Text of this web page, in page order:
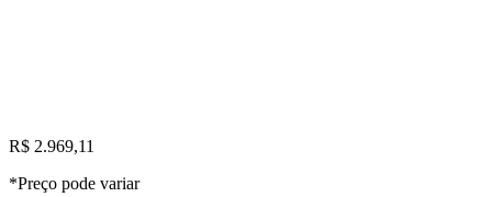
R$ 2.969,11
*Preço pode variar